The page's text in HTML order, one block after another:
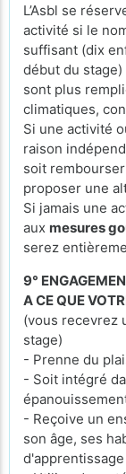
L’Asbl se
activité si le
suffisant (dix
début du stage)
sont plus
climatiques,
Si une activité
raison
soit
proposer une
Si jamais une
aux mesures
serez
9°
A CE QUE
(vous recevrez
stage)
- Prenne du
- Soit intégré
- Reçoive un
son âge, ses
d'apprentissage